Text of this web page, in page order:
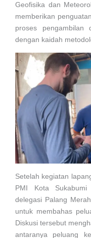
Geofisika dan
memberikan
proses pengambilan
dengan kaidah
Setelah kegiatan
PMI Kota
delegasi Palang
untuk membahas
Diskusi tersebut
antaranya peluang